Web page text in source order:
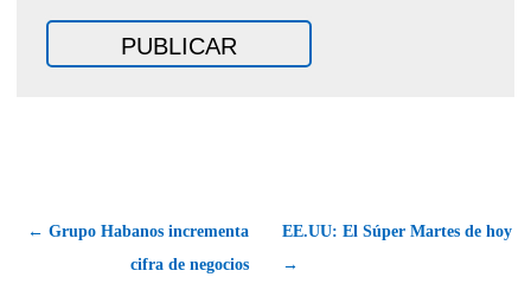
← Grupo Habanos incrementa
cifra de negocios
EE.UU: El Súper Martes de hoy
→